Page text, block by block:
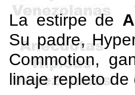
La estirpe de
Su padre,
Commotion,
linaje repleto